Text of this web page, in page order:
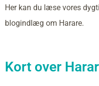
Her kan du læse vores
blogindlæg om Harare.
Kort over